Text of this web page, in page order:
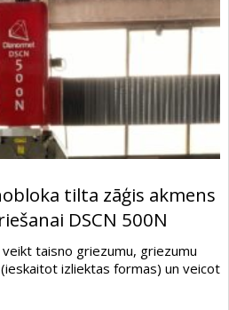
tilta zāģis akmens
DSCN 500N
taisno griezumu, griezumu
izliektas formas) un veicot